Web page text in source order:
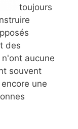
toujours
des
aucune
souvent
une